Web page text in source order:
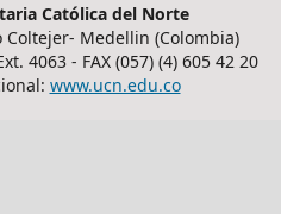
Católica del Norte
Coltejer- Medellin (Colombia)
4063 - FAX (057) (4) 605 42 20
www.ucn.edu.co